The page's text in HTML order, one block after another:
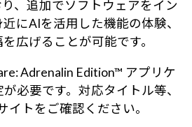
、追加でソフトウェアをイン
にAIを活用した機能の体験、
広げることが可能です。
Adrenalin Edition™ アプリケ
必要です。対応タイトル等、
トをご確認ください。